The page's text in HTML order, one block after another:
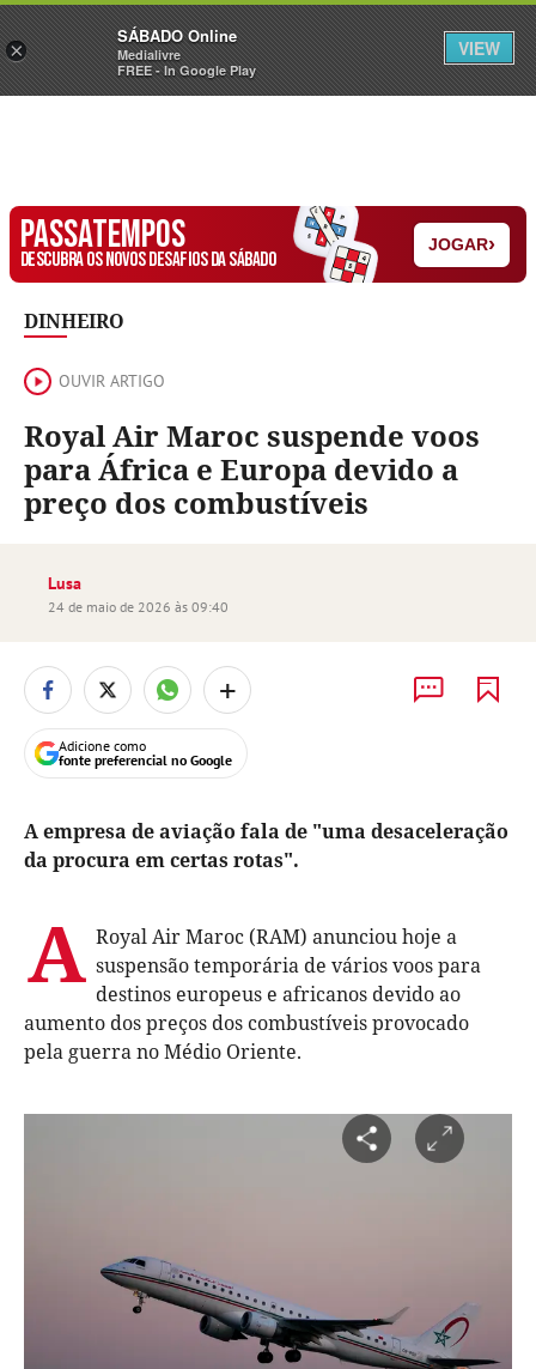
Sábado Assine Iniciar Sessão
PASSATEMPOS
DESCUBRA OS NOVOS DESAFIOS DA SÁBADO
JOGAR›
DINHEIRO
OUVIR ARTIGO
Royal Air Maroc suspende voos
para África e Europa devido a
preço dos combustíveis
Lusa
24 de maio de 2026 às 09:40
+
Adicione como
fonte preferencial no Google
A empresa de aviação fala de "uma desaceleração
da procura em certas rotas".
A Royal Air Maroc (RAM) anunciou hoje a
suspensão temporária de vários voos para
destinos europeus e africanos devido ao
aumento dos preços dos combustíveis provocado
pela guerra no Médio Oriente.
×
SÁBADO Online
Medialivre
FREE - In Google Play
VIEW